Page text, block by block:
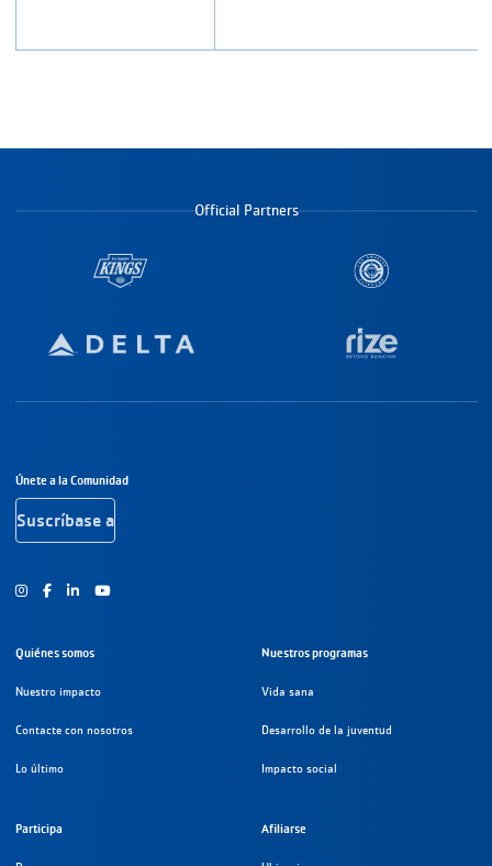
Official Partners
Navegación a pie de página
Únete a la Comunidad
Suscríbase a
Instagram
FacebookYoutube
Quiénes somos
Nuestro impacto
Contacte con nosotros
Lo último
Nuestros programas
Vida sana
Desarrollo de la juventud
Impacto social
Participa Afiliarse